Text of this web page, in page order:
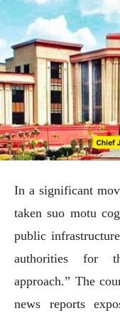
In a significant
taken suo motu
public
authorities for
approach.” The
news reports